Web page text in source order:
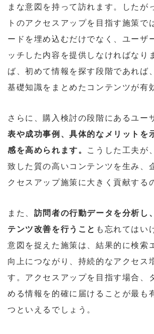
まな意図を持って訪れます。したが
トのアクセスアップを目指す施策で
ードを埋め込むだけでなく、ユーザ
ッチした内容を提供しなければなり
ば、初めて情報を探す段階であれば
基礎知識をまとめたコンテンツが有
さらに、購入検討の段階にあるユー
表や成功事例、具体的なメリットを
感を高められます。 こうした工夫が
致した質の高いコンテンツを生み、
クセスアップ施策に大きく貢献する
また、 訪問者の行動データを分析し
テンツ改善を行うこと も忘れてはい
意図を捉えた施策は、結果的に検索
向上につながり、持続的なアクセス
す。アクセスアップを目指す場合、
める情報を的確に届けることが最も
つといえるでしょう。